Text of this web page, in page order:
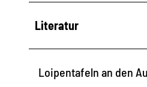
Literatur
Loipentafeln an den